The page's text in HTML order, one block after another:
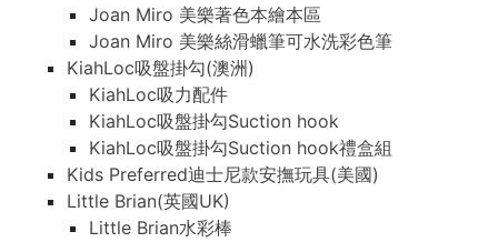
Joan Miro 美樂著色本繪本區
Joan Miro 美樂絲滑蠟筆可水洗彩色筆
KiahLoc吸盤掛勾(澳洲)
KiahLoc吸力配件
KiahLoc吸盤掛勾Suction hook
KiahLoc吸盤掛勾Suction hook禮盒組
Kids Preferred迪士尼款安撫玩具(美國)
Little Brian(英國UK)
Little Brian水彩棒